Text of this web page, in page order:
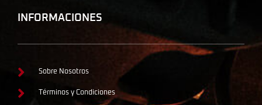
INFORMACIONES
Sobre Nosotros
Términos y Condiciones